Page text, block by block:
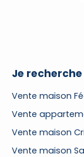
Je
Vente maison
Vente
Vente maison
Vente maison